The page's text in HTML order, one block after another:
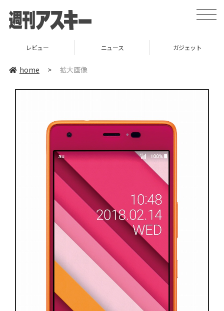
toggle
レビュー ニュース ガジェット
home > 拡大画像